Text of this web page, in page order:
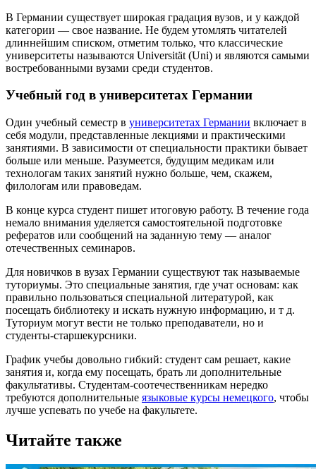
В Германии существует широкая градация вузов, и у каждой
категории — свое название. Не будем утомлять читателей
длиннейшим списком, отметим только, что классические
университеты называются Universität (Uni) и являются самыми
востребованными вузами среди студентов.
Учебный год в университетах Германии
Один учебный семестр в университетах Германии включает в
себя модули, представленные лекциями и практическими
занятиями. В зависимости от специальности практики бывает
больше или меньше. Разумеется, будущим медикам или
технологам таких занятий нужно больше, чем, скажем,
филологам или правоведам.
В конце курса студент пишет итоговую работу. В течение года
немало внимания уделяется самостоятельной подготовке
рефератов или сообщений на заданную тему — аналог
отечественных семинаров.
Для новичков в вузах Германии существуют так называемые
туториумы. Это специальные занятия, где учат основам: как
правильно пользоваться специальной литературой, как
посещать библиотеку и искать нужную информацию, и т д.
Туториум могут вести не только преподаватели, но и
студенты-старшекурсники.
График учебы довольно гибкий: студент сам решает, какие
занятия и, когда ему посещать, брать ли дополнительные
факультативы. Студентам-соотечественникам нередко
требуются дополнительные языковые курсы немецкого, чтобы
лучше успевать по учебе на факультете.
Читайте также